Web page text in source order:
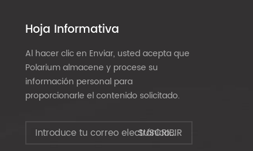
Hoja Informativa
Al hacer clic en Enviar, usted acepta que
Polarium almacene y procese su
información personal para
proporcionarle el contenido solicitado.